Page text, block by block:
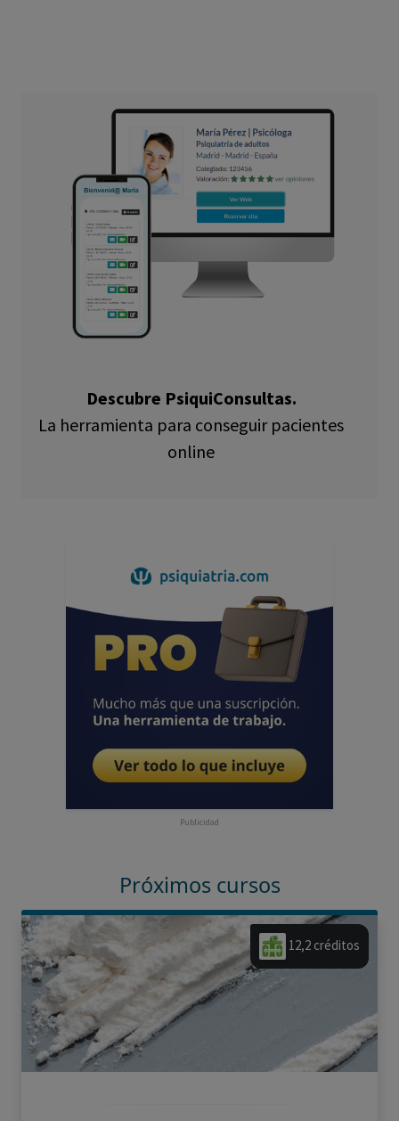
Descubre PsiquiConsultas.
La herramienta para conseguir pacientes
online
Publicidad
Próximos cursos
12,2 créditos